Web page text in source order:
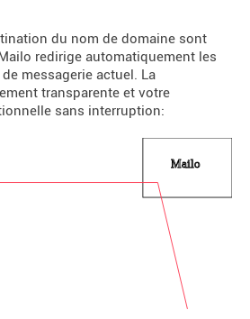
du nom de domaine sont
redirige automatiquement les
messagerie actuel. La
transparente et votre
sans interruption: